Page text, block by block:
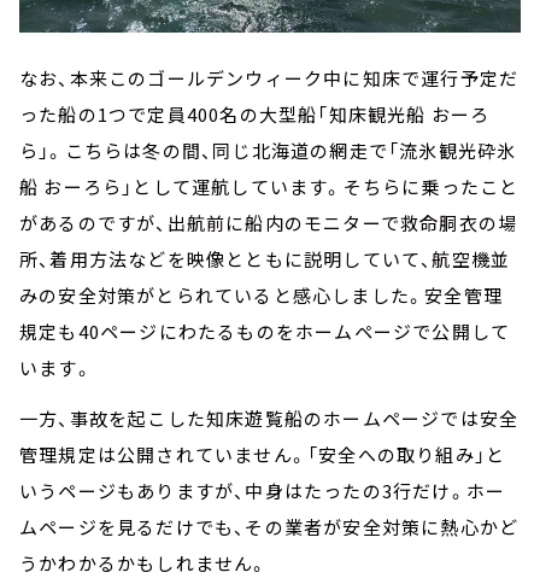
なお、本来このゴールデンウィーク中に知床で運行予定だ
った船の1つで定員400名の大型船「知床観光船 おーろ
ら」。こちらは冬の間、同じ北海道の網走で「流氷観光砕氷
船 おーろら」として運航しています。そちらに乗ったこと
があるのですが、出航前に船内のモニターで救命胴衣の場
所、着用方法などを映像とともに説明していて、航空機並
みの安全対策がとられていると感心しました。安全管理
規定も40ページにわたるものをホームページで公開して
います。
一方、事故を起こした知床遊覧船のホームページでは安全
管理規定は公開されていません。「安全への取り組み」と
いうページもありますが、中身はたったの3行だけ。ホー
ムページを見るだけでも、その業者が安全対策に熱心かど
うかわかるかもしれません。